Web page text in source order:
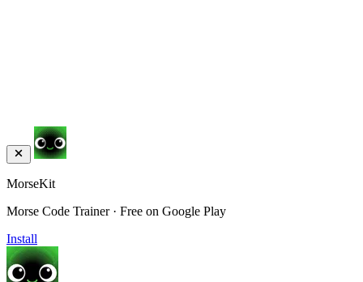
MorseKit
Morse Code Trainer · Free on Google Play
Install